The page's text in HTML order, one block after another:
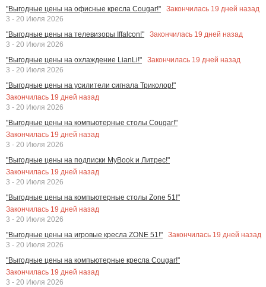
"Выгодные цены на офисные кресла Cougar!" Закончилась 19 дней назад
3 - 20 Июля 2026
"Выгодные цены на телевизоры Iffalcon!"
Закончилась 19 дней назад
3 - 20 Июля 2026
"Выгодные цены на охлаждение LianLi!"
Закончилась 19 дней назад
3 - 20 Июля 2026
"Выгодные цены на усилители сигнала Триколор!"
Закончилась 19 дней назад
3 - 20 Июля 2026
"Выгодные цены на компьютерные столы Cougar!"
Закончилась 19 дней назад
3 - 20 Июля 2026
"Выгодные цены на подписки MyBook и Литрес!"
Закончилась 19 дней назад
3 - 20 Июля 2026
"Выгодные цены на компьютерные столы Zone 51!"
Закончилась 19 дней назад
3 - 20 Июля 2026
"Выгодные цены на игровые кресла ZONE 51!"
Закончилась 19 дней назад
3 - 20 Июля 2026
"Выгодные цены на компьютерные кресла Cougar!"
Закончилась 19 дней назад
3 - 20 Июля 2026